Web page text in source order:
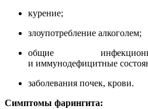
курение;
злоупотребление алкоголем;
общие
и иммунодефицитные
заболевания почек, крови.
Симптомы фарингита: